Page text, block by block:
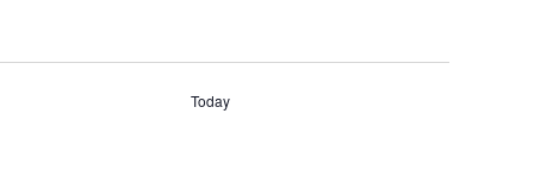
Today